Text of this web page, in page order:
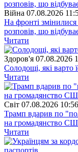
Війна 07.08.2026
На фронті
розповів, що
Читати
Здоров'я 07.08.2026
Солодощі, які варто
Читати
Свiт 07.08.2026
Трамп вдарив по
на громадянство
Читати